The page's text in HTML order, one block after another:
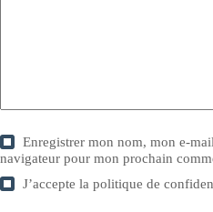
Enregistrer mon nom, mon e-
navigateur pour mon prochain
J’accepte lapolitique de